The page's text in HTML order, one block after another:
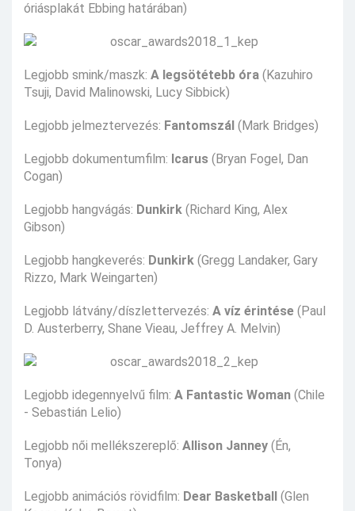
óriásplakát Ebbing határában)
Legjobb smink/maszk: A legsötétebb óra (Kazuhiro
Tsuji, David Malinowski, Lucy Sibbick)
Legjobb jelmeztervezés: Fantomszál (Mark Bridges)
Legjobb dokumentumfilm: Icarus (Bryan Fogel, Dan
Cogan)
Legjobb hangvágás: Dunkirk (Richard King, Alex
Gibson)
Legjobb hangkeverés: Dunkirk (Gregg Landaker, Gary
Rizzo, Mark Weingarten)
Legjobb látvány/díszlettervezés: A víz érintése (Paul
D. Austerberry, Shane Vieau, Jeffrey A. Melvin)
Legjobb idegennyelvű film: A Fantastic Woman (Chile
- Sebastián Lelio)
Legjobb női mellékszereplő: Allison Janney (Én,
Tonya)
Legjobb animációs rövidfilm: Dear Basketball (Glen